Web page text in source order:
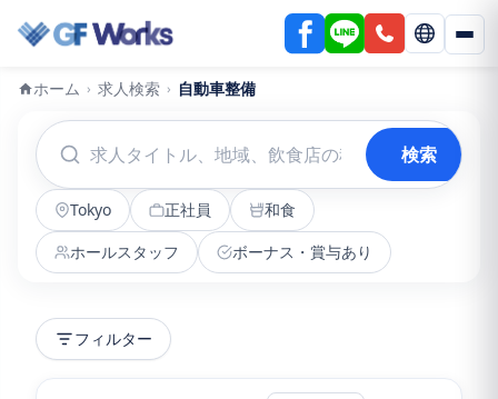
ホーム › 求人検索 › 自動車整備
検索
Tokyo 正社員
和食
ホールスタッフ
ボーナス・賞与あり
フィルター